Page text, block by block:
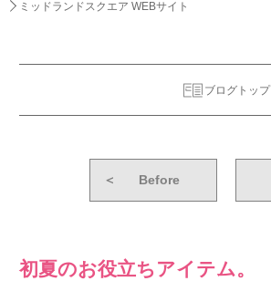
ミッドランドスクエア WEBサイト
ブログトップ
＜ Before
初夏のお役立ちアイテム。